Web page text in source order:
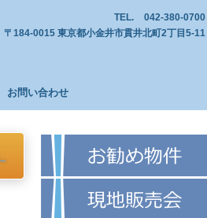
TEL.
042-380-0700
〒184-0015 東京都小金井市貫井北町2丁目5-11
お問い合わせ